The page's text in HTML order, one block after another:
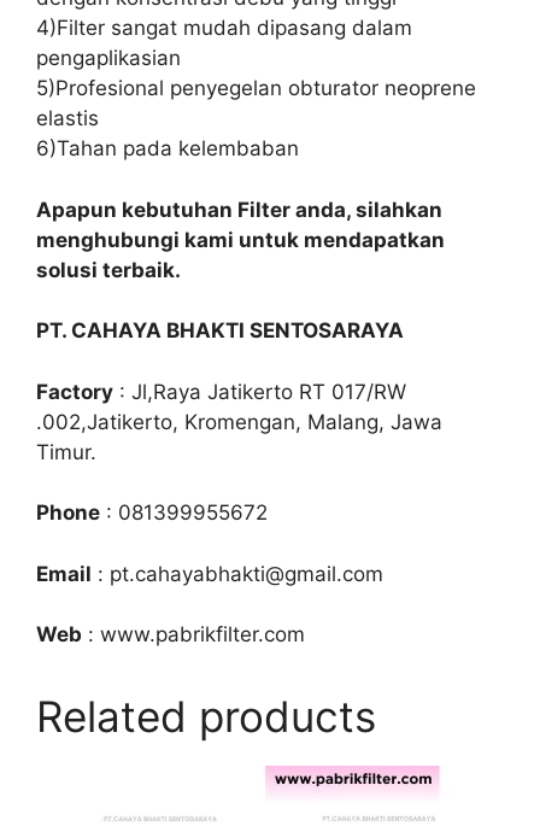
4)Filter sangat mudah dipasang dalam
pengaplikasian
5)Profesional penyegelan obturator neoprene
elastis
6)Tahan pada kelembaban
Apapun kebutuhan Filter anda, silahkan
menghubungi kami untuk mendapatkan
solusi terbaik.
PT. CAHAYA BHAKTI SENTOSARAYA
Factory : Jl,Raya Jatikerto RT 017/RW
.002,Jatikerto, Kromengan, Malang, Jawa
Timur.
Phone : 081399955672
Email : pt.cahayabhakti@gmail.com
Web : www.pabrikfilter.com
Related products